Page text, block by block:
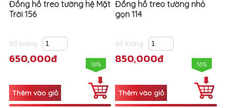
Đồng hồ treo tường hệ Mặt
Trời 156
Số lượng
650,000đ 16%
Đồng hồ treo tường nhỏ
gọn 114
Số lượng
850,000đ 16%